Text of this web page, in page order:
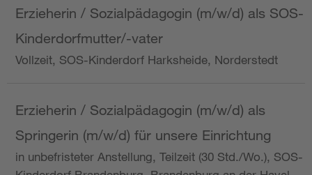
Erzieherin / Sozialpädagogin (m/w/d) als SOS-
Kinderdorfmutter/-vater
Vollzeit, SOS-Kinderdorf Harksheide, Norderstedt
Erzieherin / Sozialpädagogin (m/w/d) als
Springerin (m/w/d) für unsere Einrichtung
in unbefristeter Anstellung, Teilzeit (30 Std./Wo.), SOS-